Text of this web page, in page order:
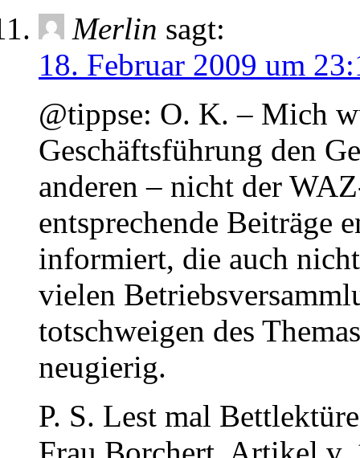
Merlin sagt:
18. Februar 2009 um
@tippse: O. K. – Mich
Geschäftsführung den
anderen – nicht der
entsprechende Beiträge
informiert, die auch
vielen
totschweigen des
neugierig.
P. S. Lest mal